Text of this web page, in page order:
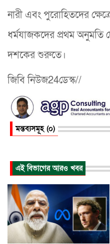
নারী এবং পুরোহিতদের
ধর্মযাজকদের প্রথম
দশকের শুরুতে।
জিবি নিউজ24ডেস্ক//
মন্তব্যসমূহ (০)
এই বিভাগের আরও খবর